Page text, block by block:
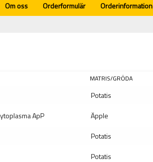
Om oss Orderformulär Orderinformation
MATRIS/GRÖDA
Potatis
ApP Äpple
Potatis
Potatis